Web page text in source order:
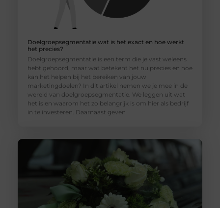
Doelgroepsegmentatie wat is het exact en hoe werkt
het precies?
Doelgroepsegmentatie is een term die je vast weleens
hebt gehoord, maar wat betekent het nu precies en hoe
kan het helpen bij het bereiken van jouw
marketingdoelen? In dit artikel nemen we je mee in de
wereld van doelgroepsegmentatie. We leggen uit wat
het is en waarom het zo belangrijk is om hier als bedrijf
in te investeren. Daarnaast geven